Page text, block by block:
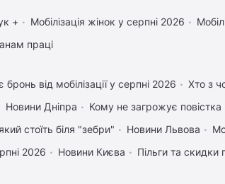
+ Мобілізація жінок у серпні 2026
праці
від мобілізації у серпні 2026 Хто з
Новини Дніпра Кому не загрожує повістка
стоїть біля "зебри"
Новини Львова
2026
Новини Києва Пільги та скидки